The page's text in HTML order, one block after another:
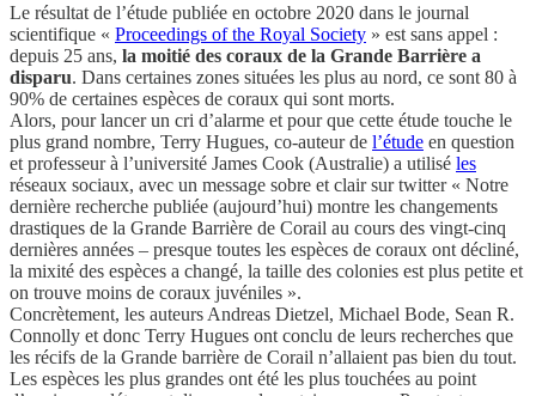
Le résultat de l’étude publiée en octobre 2020 dans le journal
scientifique « Proceedings of the Royal Society » est sans appel :
depuis 25 ans, la moitié des coraux de la Grande Barrière a
disparu. Dans certaines zones situées les plus au nord, ce sont 80 à
90% de certaines espèces de coraux qui sont morts.
Alors, pour lancer un cri d’alarme et pour que cette étude touche le
plus grand nombre, Terry Hugues, co-auteur de l’étude en question
et professeur à l’université James Cook (Australie) a utilisé les
réseaux sociaux, avec un message sobre et clair sur twitter « Notre
dernière recherche publiée (aujourd’hui) montre les changements
drastiques de la Grande Barrière de Corail au cours des vingt-cinq
dernières années – presque toutes les espèces de coraux ont décliné,
la mixité des espèces a changé, la taille des colonies est plus petite et
on trouve moins de coraux juvéniles ».
Concrètement, les auteurs Andreas Dietzel, Michael Bode, Sean R.
Connolly et donc Terry Hugues ont conclu de leurs recherches que
les récifs de la Grande barrière de Corail n’allaient pas bien du tout.
Les espèces les plus grandes ont été les plus touchées au point